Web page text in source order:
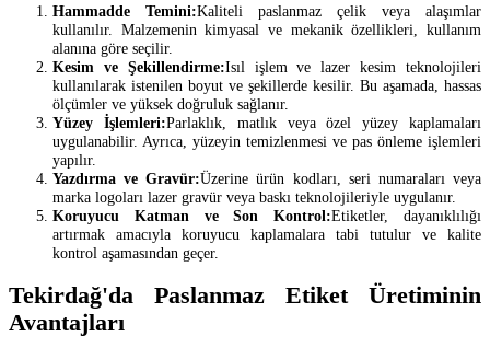
Hammadde Temini:Kaliteli paslanmaz çelik veya alaşımlar
kullanılır. Malzemenin kimyasal ve mekanik özellikleri, kullanım
alanına göre seçilir.
Kesim ve Şekillendirme:Isıl işlem ve lazer kesim teknolojileri
kullanılarak istenilen boyut ve şekillerde kesilir. Bu aşamada, hassas
ölçümler ve yüksek doğruluk sağlanır.
Yüzey İşlemleri:Parlaklık, matlık veya özel yüzey kaplamaları
uygulanabilir. Ayrıca, yüzeyin temizlenmesi ve pas önleme işlemleri
yapılır.
Yazdırma ve Gravür:Üzerine ürün kodları, seri numaraları veya
marka logoları lazer gravür veya baskı teknolojileriyle uygulanır.
Koruyucu Katman ve Son Kontrol:Etiketler, dayanıklılığı
artırmak amacıyla koruyucu kaplamalara tabi tutulur ve kalite
kontrol aşamasından geçer.
Tekirdağ'da Paslanmaz Etiket Üretiminin
Avantajları